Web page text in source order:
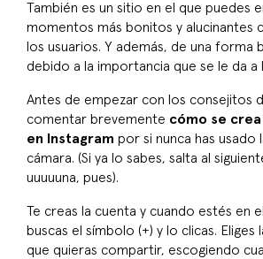
También es un sitio en el que puedes
momentos más bonitos y alucinantes
los usuarios. Y además, de una forma
debido a la importancia que se le da a
Antes de empezar con los consejitos
comentar brevemente cómo se
en Instagram por si nunca has usado
cámara. (Si ya lo sabes, salta al
uuuuuna, pues).
Te creas la cuenta y cuando estés en
buscas el símbolo (+) y lo clicas.
que quieras compartir, escogiendo